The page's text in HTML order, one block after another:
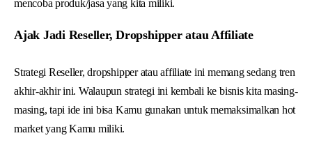
mencoba produk/jasa yang kita miliki.
Ajak Jadi Reseller, Dropshipper atau Affiliate
Strategi Reseller, dropshipper atau affiliate ini memang sedang tren
akhir-akhir ini. Walaupun strategi ini kembali ke bisnis kita masing-
masing, tapi ide ini bisa Kamu gunakan untuk memaksimalkan hot
market yang Kamu miliki.